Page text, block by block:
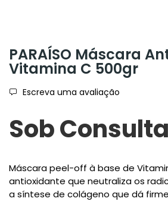
PARAÍSO Máscara
Vitamina C 500gr
Escreva uma avaliação
Sob Consulta
Máscara peel-off à base de
antioxidante que neutraliza os
a síntese de colágeno que dá